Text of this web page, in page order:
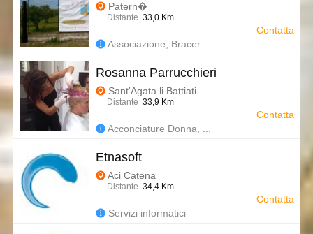
Patern�
Distante 33,0 Km
Associazione, Bracer...
Contatta
Rosanna Parrucchieri
Sant'Agata li Battiati
Distante 33,9 Km
Acconciature Donna, ...
Contatta
Etnasoft
Aci Catena
Distante 34,4 Km
Servizi informatici
Contatta